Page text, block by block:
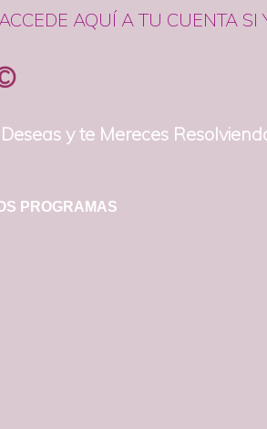
ACCEDE AQUÍ A TU CUENTA SI
y te Mereces
PROGRAMAS